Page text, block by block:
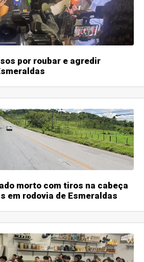
por roubar e agredir
morto com tiros na cabeça
em rodovia de Esmeraldas